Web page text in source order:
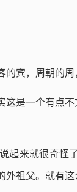
宾，周朝的周
这是一个有点
起来就很奇怪
外祖父。就有